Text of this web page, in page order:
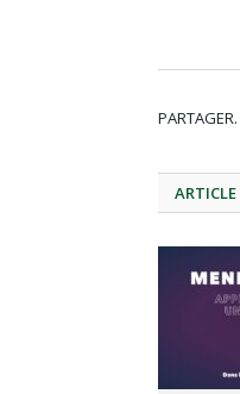
PARTAGER.
ARTICLE